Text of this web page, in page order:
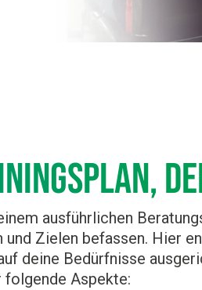
ausführlichen
Zielen befassen. Hier
deine Bedürfnisse
Aspekte: